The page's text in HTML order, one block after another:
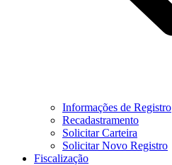
Informações de Registro
Recadastramento
Solicitar Carteira
Solicitar Novo Registro
Fiscalização